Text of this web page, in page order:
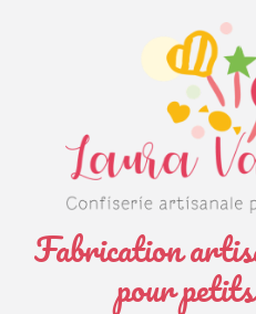
Fabrication
pour